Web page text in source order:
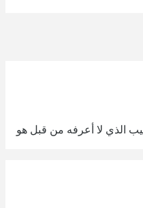
الذي لا أعرفه من قبل هو